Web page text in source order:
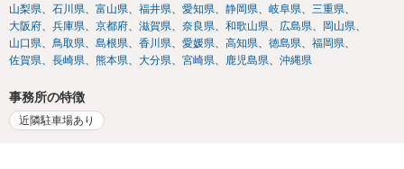
山梨県
石川県 富山県 福井県 愛知県 静岡県 岐阜県
三重県
大阪府
兵庫県 京都府 滋賀県 奈良県 和歌山県 広島県
岡山県
山口県
鳥取県 島根県 香川県 愛媛県 高知県 徳島県
福岡県
佐賀県
長崎県 熊本県 大分県 宮崎県 鹿児島県 沖縄県
事務所の特徴
近隣駐車場あり